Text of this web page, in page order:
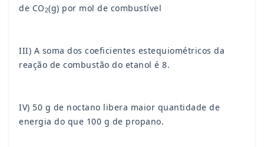
de CO2(g) por mol de combustível
III) A soma dos coeficientes estequiométricos da
reação de combustão do etanol é 8.
IV) 50 g de n­octano libera maior quantidade de
energia do que 100 g de propano.